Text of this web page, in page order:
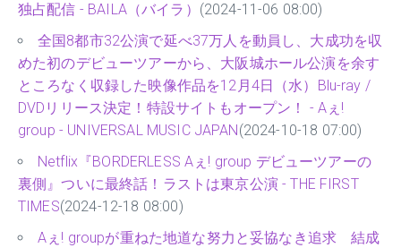
独占配信 - BAILA（バイラ） (2024-11-06 08:00)
全国8都市32公演で延べ37万人を動員し、大成功を収
めた初のデビューツアーから、大阪城ホール公演を余す
ところなく収録した映像作品を12月4日（水）Blu-ray /
DVDリリース決定！特設サイトもオープン！ - Aぇ!
group - UNIVERSAL MUSIC JAPAN (2024-10-18 07:00)
Netflix『BORDERLESS Aぇ! group デビューツアーの
裏側』ついに最終話！ラストは東京公演 - THE FIRST
TIMES(2024-12-18 08:00)
Aぇ! groupが重ねた地道な努力と妥協なき追求 結成